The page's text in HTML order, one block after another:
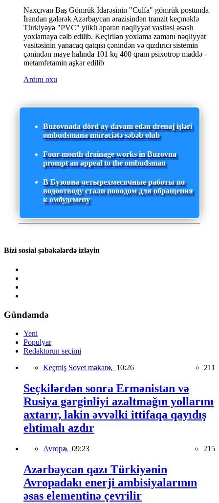
Naxçıvan Baş Gömrük İdarəsinin "Culfa" gömrük postunda
İrandan gələrək Azərbaycan ərazisindən tranzit keçməklə
Türkiyəyə "PVC" yükü aparan nəqliyyat vasitəsi əsaslı
yoxlamaya cəlb edilib. Keçirilən yoxlama zamanı nəqliyyat
vasitəsinin yanacaq qatqısı çənindən və qızdırıcı sistemin
çənindən maye halında 101 kq 400 qram psixotrop maddə -
metamfetamin aşkar edilib
Ardını oxu
Buzovnada dörd ay davam edən drenaj işləri
ombudsmana müraciətə səbəb olub
Four-month drainage works in Buzovna
prompt an appeal to the ombudsman
В Бузовна четырехмесячные работы по
водоотводу стали поводом для обращения
к омбудсмену
Bizi sosial şəbəkələrdə izləyin
Gündəmdə
Yeni
Populyar
Redaktorun seçimi
Keçmiş Sovet məkanı, 10:26 211
Seçkilərdən sonra Ermənistan və
Rusiya gərginliyi azaltmağın yollarını
axtarır, lakin əvvəlki ittifaqa qayıdış
ehtimalı azdır
Avropa, 09:23 215
Azərbaycan qazı Türkiyənin
Avropadakı enerji ambisiyalarının
əsas elementinə çevrilir